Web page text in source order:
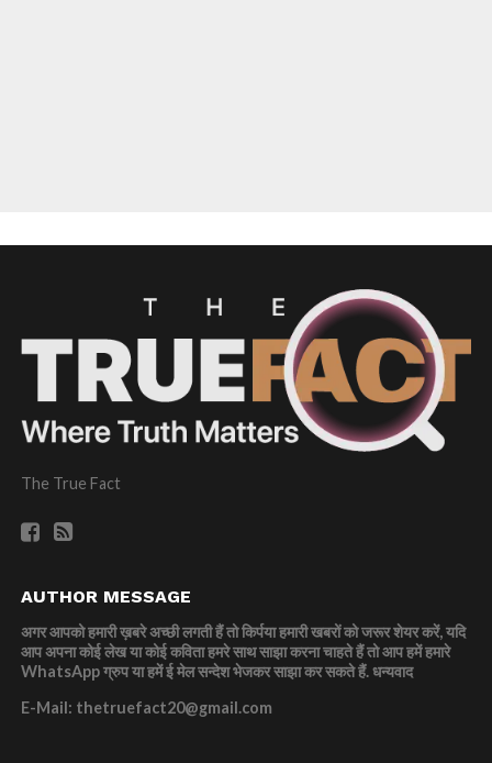
The True Fact
AUTHOR MESSAGE
अगर आपको हमारी ख़बरे अच्छी लगती हैं तो किर्पया हमारी खबरों को जरूर शेयर करें, यदि
आप अपना कोई लेख या कोई कविता हमरे साथ साझा करना चाहते हैं तो आप हमें हमारे
WhatsApp ग्रुप या हमें ई मेल सन्देश भेजकर साझा कर सकते हैं.धन्यवाद
E-Mail: thetruefact20@gmail.com